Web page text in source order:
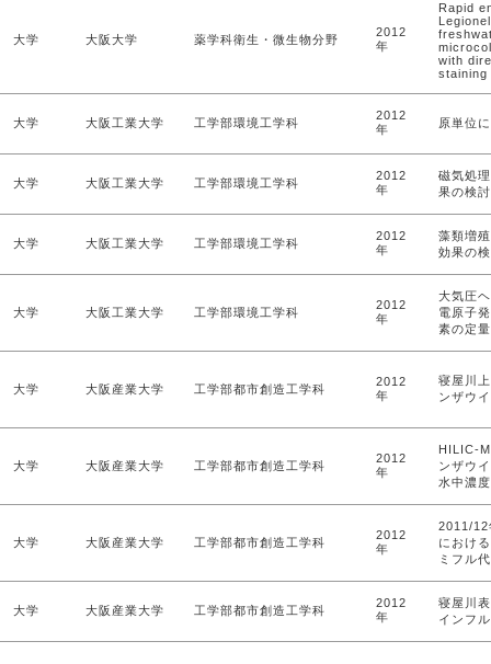
大学 大阪大学 薬学科衛生・微生物分野
2012
年
Rapid
with
staining
大学 大阪工業大学 工学部環境工学科
2012
年
原単位
大学 大阪工業大学 工学部環境工学科
2012
年
磁気処
果の検討
大学 大阪工業大学 工学部環境工学科
2012
年
藻類増
効果の
大学 大阪工業大学 工学部環境工学科
2012
年
大気圧
電原子
素の定
大学 大阪産業大学 工学部都市創造工学科
2012
年
寝屋川
ンザウ
大学 大阪産業大学 工学部都市創造工学科
2012
年
HILIC-
ンザウ
水中濃度
大学 大阪産業大学 工学部都市創造工学科
2012
年
2011/12
におけ
ミフル
大学 大阪産業大学 工学部都市創造工学科
2012
年
寝屋川
インフ